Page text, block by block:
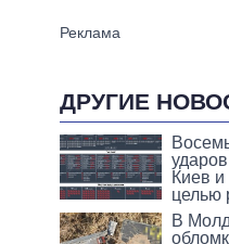
ДРУГИЕ
Киев и
целью
В